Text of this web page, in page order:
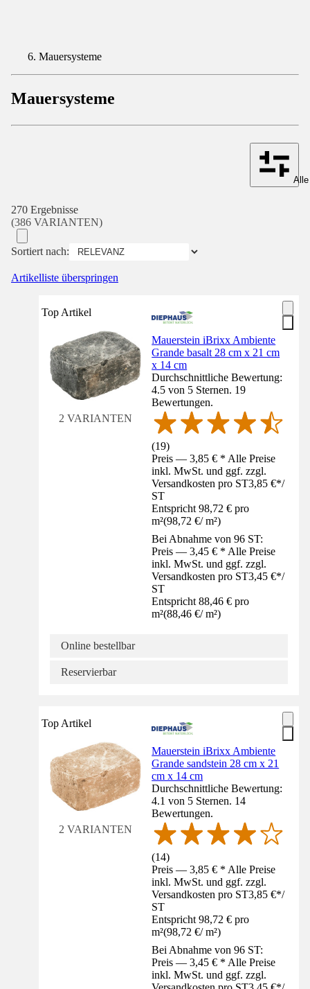
Mauersysteme
Mauersysteme
270 Ergebnisse
(386 VARIANTEN)
Sortiert nach:
Artikelliste überspringen
Top Artikel
2 VARIANTEN
Mauerstein iBrixx Ambiente
Grande basalt 28 cm x 21 cm
x 14 cm
Durchschnittliche Bewertung:
4.5 von 5 Sternen. 19
Bewertungen.
(19)
Preis — 3,85 € * Alle Preise
inkl. MwSt. und ggf. zzgl.
Versandkosten pro ST3,85 €*/
ST
Entspricht 98,72 € pro
m²(98,72 €/ m²)
Bei Abnahme von 96 ST:
Preis — 3,45 € * Alle Preise
inkl. MwSt. und ggf. zzgl.
Versandkosten pro ST3,45 €*/
ST
Entspricht 88,46 € pro
m²(88,46 €/ m²)
Online bestellbar
Reservierbar
Top Artikel
2 VARIANTEN
Mauerstein iBrixx Ambiente
Grande sandstein 28 cm x 21
cm x 14 cm
Durchschnittliche Bewertung:
4.1 von 5 Sternen. 14
Bewertungen.
(14)
Preis — 3,85 € * Alle Preise
inkl. MwSt. und ggf. zzgl.
Versandkosten pro ST3,85 €*/
ST
Entspricht 98,72 € pro
m²(98,72 €/ m²)
Bei Abnahme von 96 ST:
Preis — 3,45 € * Alle Preise
inkl. MwSt. und ggf. zzgl.